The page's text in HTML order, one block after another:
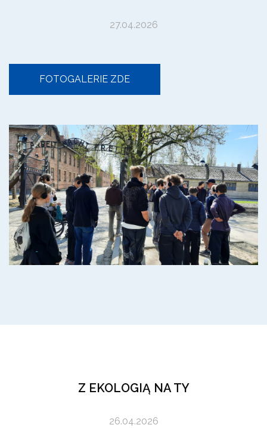
27.04.2026
FOTOGALERIE ZDE
Z EKOLOGIĄ NA TY
26.04.2026